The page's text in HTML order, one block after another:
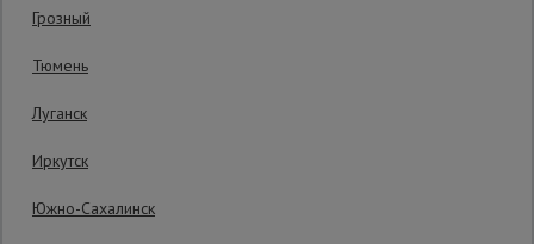
Грозный
Тюмень
Луганск
Иркутск
Южно-Сахалинск